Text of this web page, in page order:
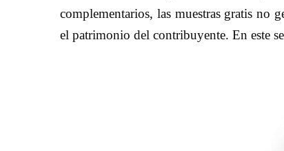
complementarios, las muestras gratis no
el patrimonio del contribuyente. En este